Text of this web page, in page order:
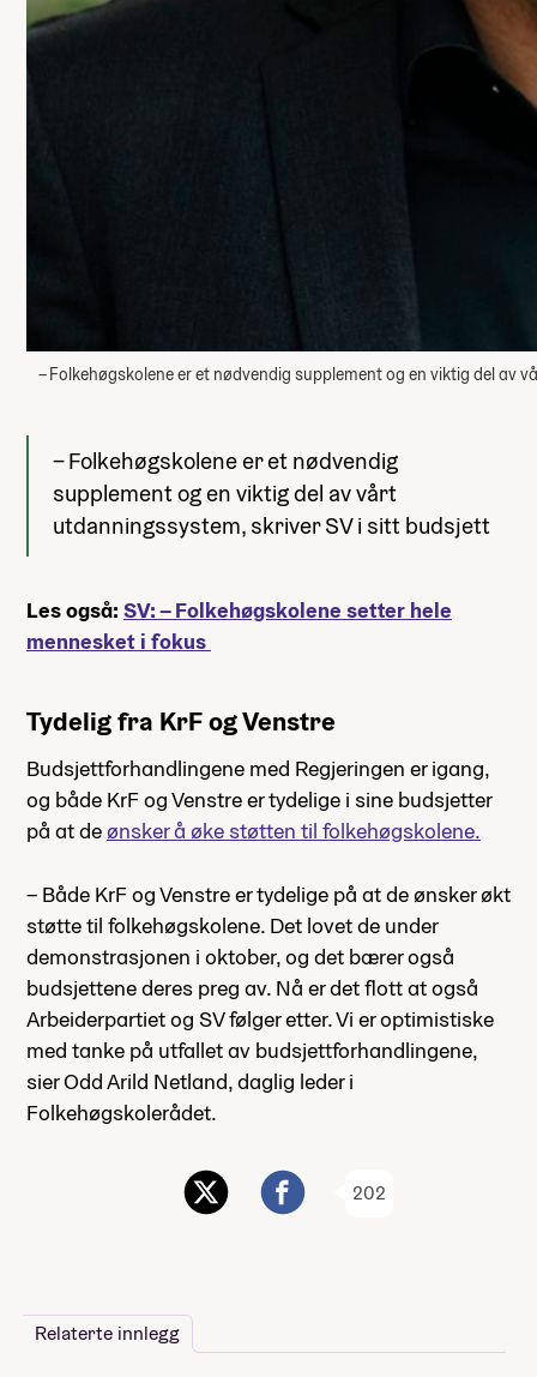
– Folkehøgskolene er et nødvendig supplement og en viktig del av
– Folkehøgskolene er et nødvendig
supplement og en viktig del av vårt
utdanningssystem, skriver SV i sitt budsjett
Les også: SV: – Folkehøgskolene setter hele
mennesket i fokus
Tydelig fra KrF og Venstre
Budsjettforhandlingene med Regjeringen er igang,
og både KrF og Venstre er tydelige i sine budsjetter
på at deønsker å øke støtten til folkehøgskolene.
– Både KrF og Venstre er tydelige på at de ønsker økt
støtte til folkehøgskolene. Det lovet de under
demonstrasjonen i oktober, og det bærer også
budsjettene deres preg av. Nå er det flott at også
Arbeiderpartiet og SV følger etter. Vi er optimistiske
med tanke på utfallet av budsjettforhandlingene,
sier Odd Arild Netland, daglig leder i
Folkehøgskolerådet.
202
Relaterte innlegg